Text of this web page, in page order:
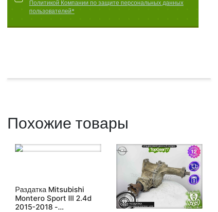
Политикой Компании по защите персональных данных
пользователей*
Похожие товары
Раздатка Mitsubishi
Montero Sport III 2.4d
2015-2018 -